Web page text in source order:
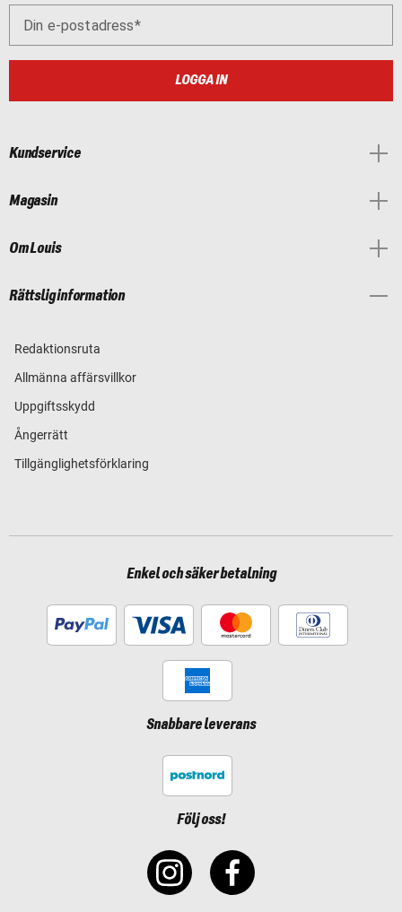
Din e-postadress
LOGGA IN
Kundservice
Magasin
Om Louis
Rättslig information
Redaktionsruta
Allmänna affärsvillkor
Uppgiftsskydd
Ångerrätt
Tillgänglighetsförklaring
Enkel och säker betalning
Snabbare leverans
Följ oss!